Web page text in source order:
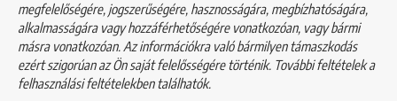
megfelelőségére, jogszerűségére, hasznosságára, megbízhatóságára,
alkalmasságára vagy hozzáférhetőségére vonatkozóan, vagy bármi
másra vonatkozóan. Az információkra való bármilyen támaszkodás
ezért szigorúan az Ön saját felelősségére történik. További feltételek a
felhasználási feltételekbentalálhatók.